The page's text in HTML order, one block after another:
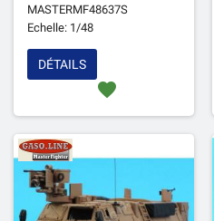
MASTERMF48637S
Echelle: 1/48
favorite
DÉTAILS